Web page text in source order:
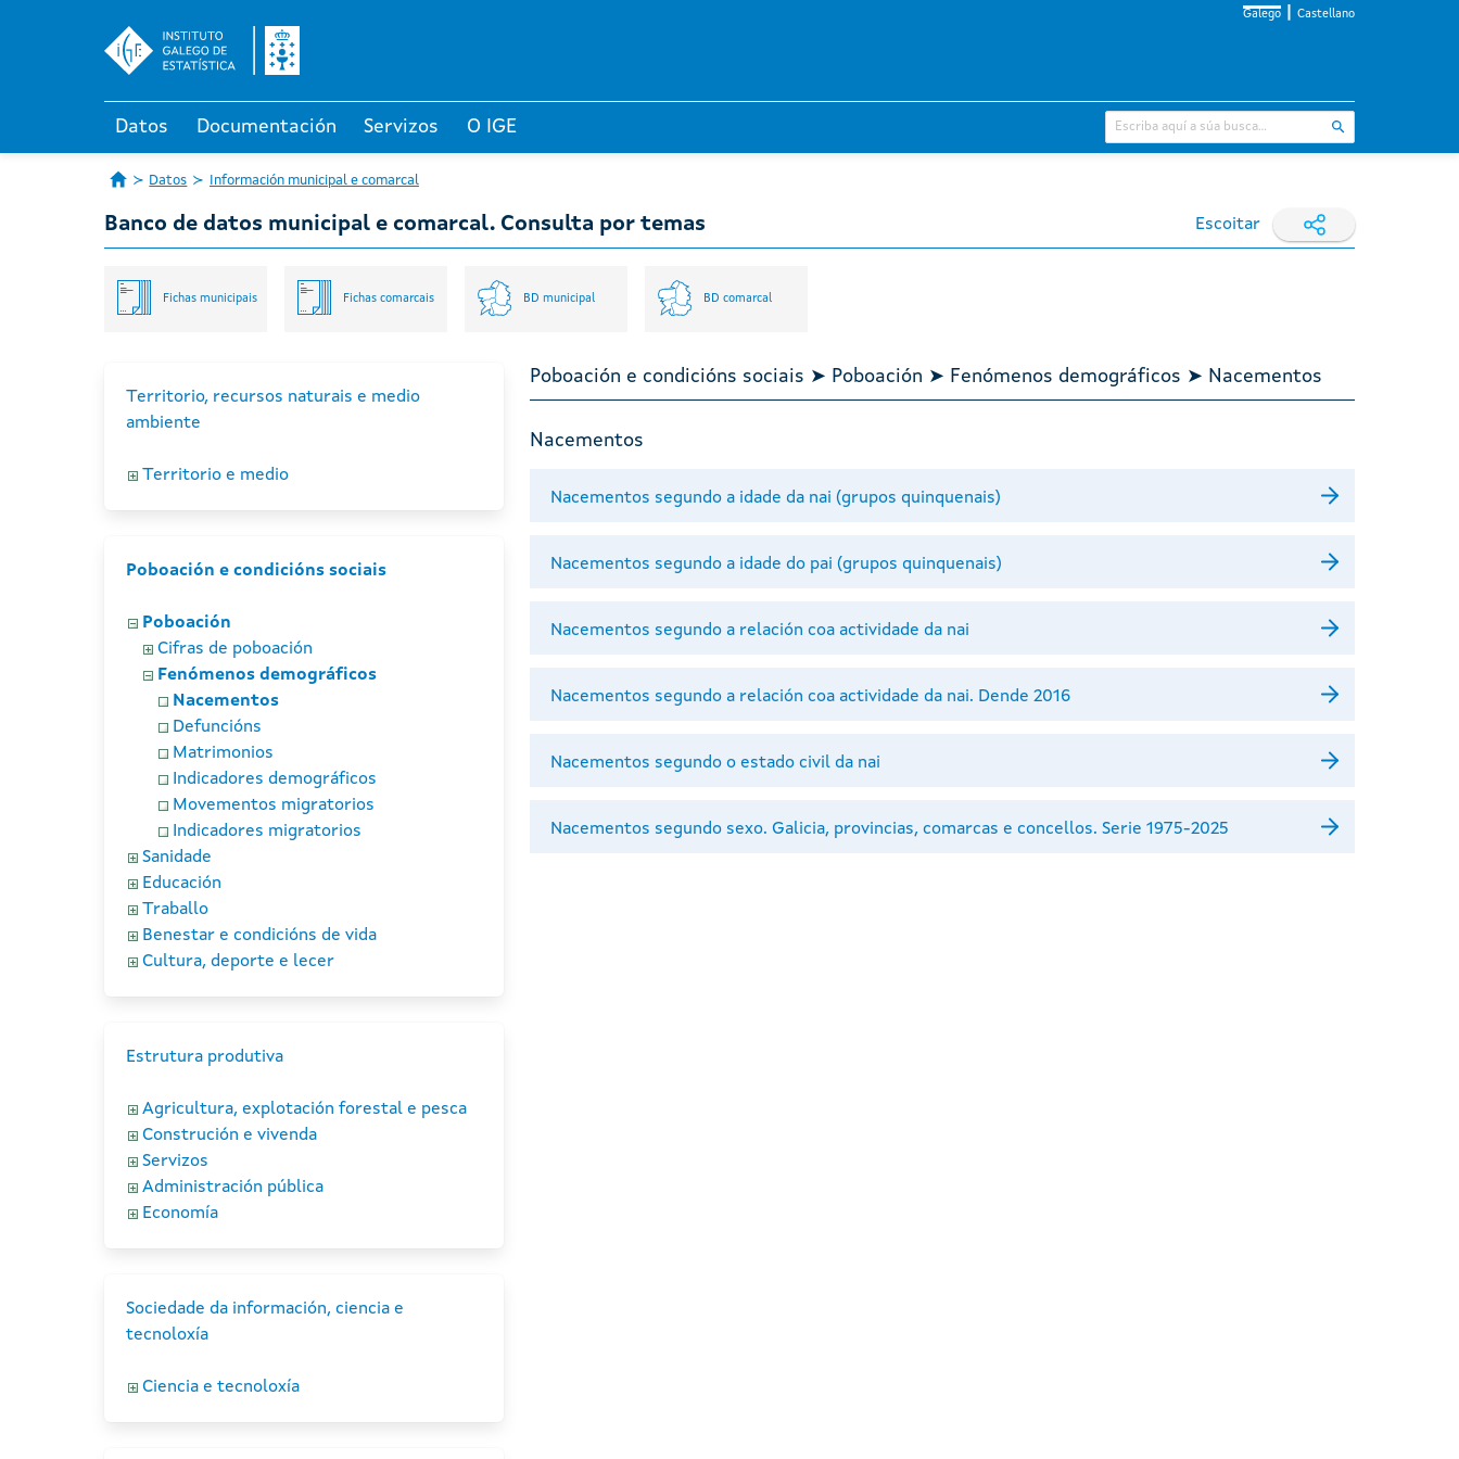
Galego Castellano
Datos Documentación Servizos O IGE
Datos Información municipal e comarcal
Banco de datos municipal e comarcal. Consulta por temas Escoitar
Fichas municipais Fichas comarcais BD municipal BD comarcal
Territorio, recursos naturais e medio
ambiente
Territorio e medio
Poboación e condicións sociais
Poboación
Cifras de poboación
Fenómenos demográficos
Nacementos
Defuncións
Matrimonios
Indicadores demográficos
Movementos migratorios
Indicadores migratorios
Sanidade
Educación
Traballo
Benestar e condicións de vida
Cultura, deporte e lecer
Estrutura produtiva
Agricultura, explotación forestal e pesca
Construción e vivenda
Servizos
Administración pública
Economía
Sociedade da información, ciencia e
tecnoloxía
Ciencia e tecnoloxía
Poboación e condicións sociais ➤ Poboación ➤ Fenómenos demográficos ➤ Nacementos
Nacementos
Nacementos segundo a idade da nai (grupos quinquenais)
Nacementos segundo a idade do pai (grupos quinquenais)
Nacementos segundo a relación coa actividade da nai
Nacementos segundo a relación coa actividade da nai. Dende 2016
Nacementos segundo o estado civil da nai
Nacementos segundo sexo. Galicia, provincias, comarcas e concellos. Serie 1975-2025